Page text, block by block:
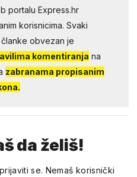
portalu Express.hr
korisnicima. Svaki
obvezan je
komentiranja na
zabranama propisanim
da želiš!
se. Nemaš korisnički